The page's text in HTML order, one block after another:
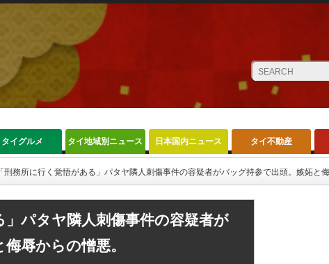
タイグルメ タイ地域別ニュース 日本国内ニュース タイ不動産
「刑務所に行く覚悟がある」パタヤ隣人刺傷事件の容疑者がバッグ持参で出頭。嫉妬と侮
」パタヤ隣人刺傷事件の容疑者が
辱からの憎悪。